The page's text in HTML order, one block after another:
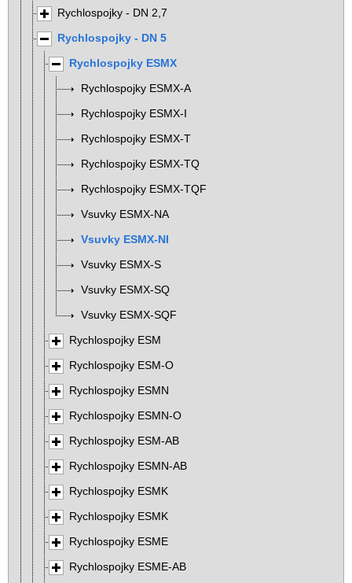
Rychlospojky - DN 2,7
Rychlospojky - DN 5
Rychlospojky ESMX
Rychlospojky ESMX-A
Rychlospojky ESMX-I
Rychlospojky ESMX-T
Rychlospojky ESMX-TQ
Rychlospojky ESMX-TQF
Vsuvky ESMX-NA
Vsuvky ESMX-NI
Vsuvky ESMX-S
Vsuvky ESMX-SQ
Vsuvky ESMX-SQF
Rychlospojky ESM
Rychlospojky ESM-O
Rychlospojky ESMN
Rychlospojky ESMN-O
Rychlospojky ESM-AB
Rychlospojky ESMN-AB
Rychlospojky ESMK
Rychlospojky ESMK
Rychlospojky ESME
Rychlospojky ESME-AB